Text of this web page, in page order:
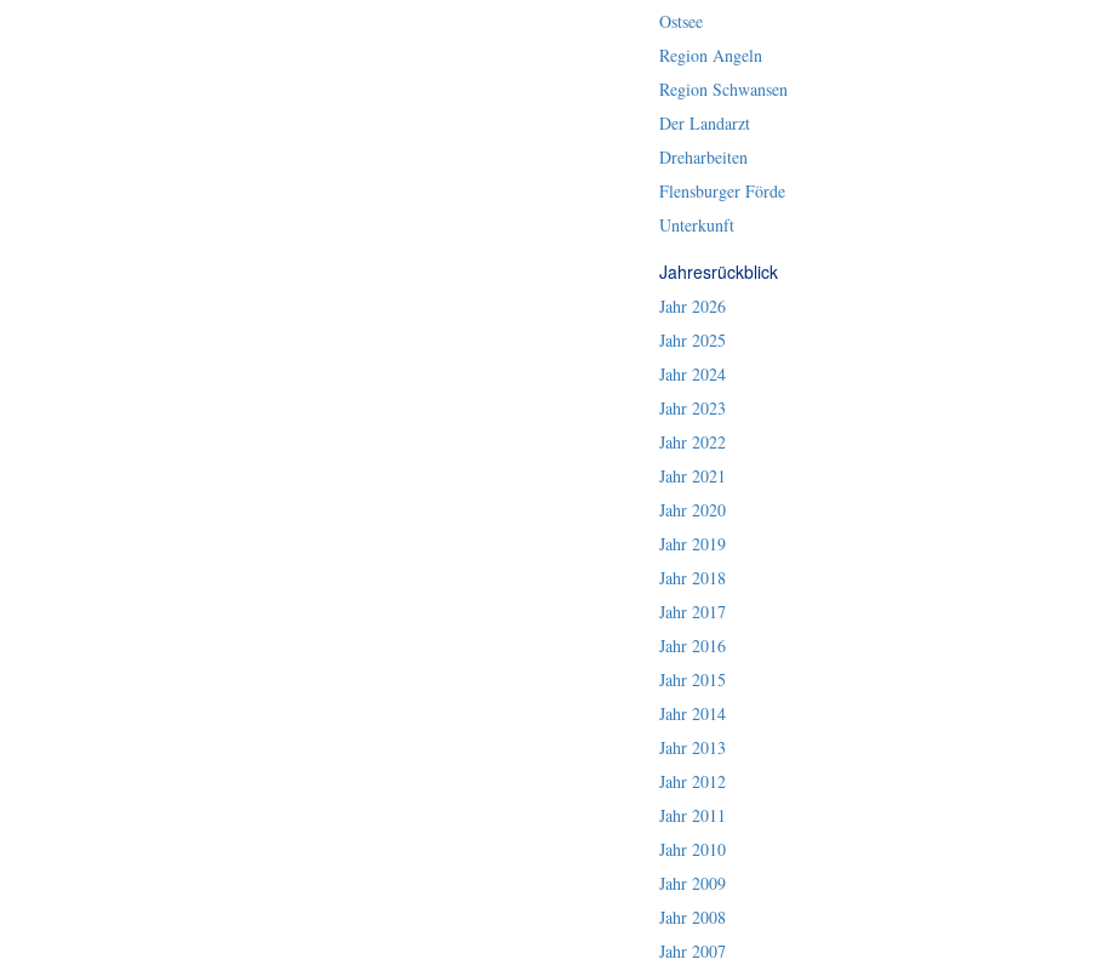
Ostsee
Region Angeln
Region Schwansen
Der Landarzt
Dreharbeiten
Flensburger Förde
Unterkunft
Jahresrückblick
Jahr 2026
Jahr 2025
Jahr 2024
Jahr 2023
Jahr 2022
Jahr 2021
Jahr 2020
Jahr 2019
Jahr 2018
Jahr 2017
Jahr 2016
Jahr 2015
Jahr 2014
Jahr 2013
Jahr 2012
Jahr 2011
Jahr 2010
Jahr 2009
Jahr 2008
Jahr 2007